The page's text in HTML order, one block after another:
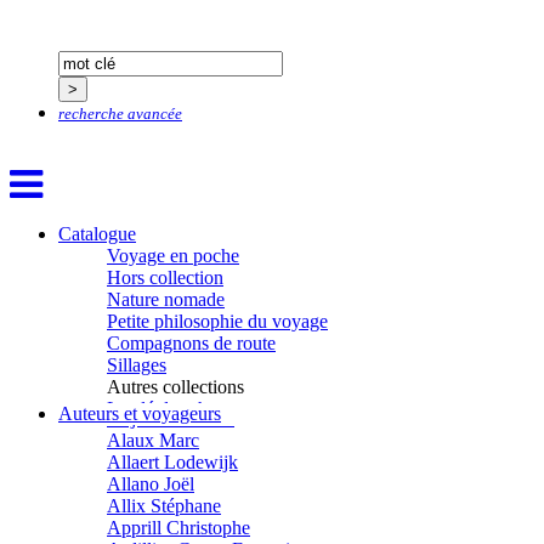
recherche avancée
Catalogue
Voyage en poche
Hors collection
Nature nomade
Petite philosophie du voyage
Compagnons de route
Sillages
Autres collections
La clé des champs
Chemins d’étoiles
Visions
Auteurs et voyageurs
Aïtmatov Tchinguiz
Adjemian David
Alaux Marc
Allaert Lodewijk
Allano Joël
Allix Stéphane
Apprill Christophe